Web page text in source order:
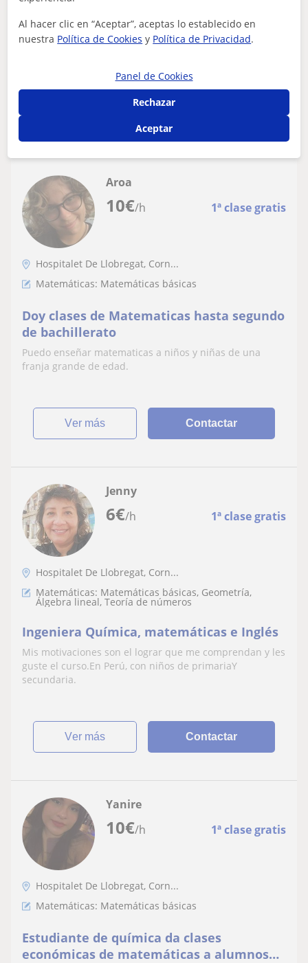
Curso 2° curso del grado en ingeniería
aeroespacial en la Universidad Politécnica
el bachillerato con nota de 12,7 en
selectivudad. Tengo 19 añ
No tengo una metodología predefinida, creo que cada
persona tiene su manera de aprender y entender
10€/h 1ª clase gratis
Aroa
Hospitalet De Llobregat, Corn...
Matemáticas: Matemáticas básicas
Doy clases de Matematicas hasta segundo
de bachillerato
Puedo enseñar matematicas a niños y niñas de una
franja grande de edad.
ver más Contactar
6€/h 1ª clase gratis
Jenny
Hospitalet De Llobregat, Corn...
Matemáticas: Matemáticas básicas, Geometría,
Álgebra lineal, Teoría de números
Ingeniera Química, matemáticas e Inglés
Mis motivaciones son el lograr que me comprendan y les
guste el curso.En Perú, con niños de primariaY
secundaria.
ver más Contactar
10€/h 1ª clase gratis
Yanire
Hospitalet De Llobregat, Corn...
Matemáticas: Matemáticas básicas
Estudiante de química da clases
económicas de matemáticas a alumnos
Al hacer clic en “Aceptar”, aceptas lo establecido en
nuestra Política de Cookies y Política de Privacidad.
Panel de Cookies
Rechazar
Aceptar